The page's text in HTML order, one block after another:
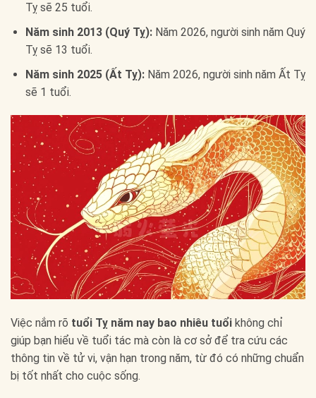
Tỵ sẽ 25 tuổi.
Năm sinh 2013 (Quý Tỵ):Năm 2026, người sinh năm Quý
Tỵ sẽ 13 tuổi.
Năm sinh 2025 (Ất Tỵ):Năm 2026, người sinh năm Ất Tỵ
sẽ 1 tuổi.
Việc nắm rõ tuổi Tỵ năm nay bao nhiêu tuổi không chỉ
giúp bạn hiểu về tuổi tác mà còn là cơ sở để tra cứu các
thông tin về tử vi, vận hạn trong năm, từ đó có những chuẩn
bị tốt nhất cho cuộc sống.